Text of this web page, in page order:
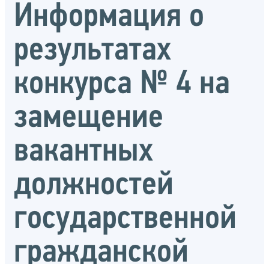
Информация о
результатах
конкурса № 4 на
замещение
вакантных
должностей
государственной
гражданской